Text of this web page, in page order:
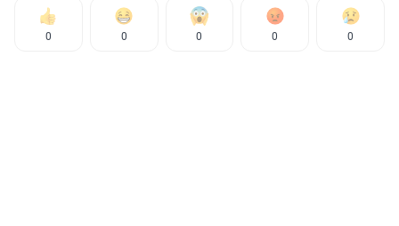
0 0 0 0 0